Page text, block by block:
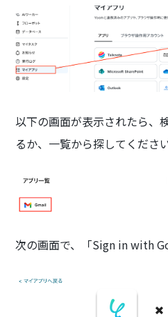
以下の画面が表示されたら、
るか、一覧から探してください
次の画面で、「Sign in with